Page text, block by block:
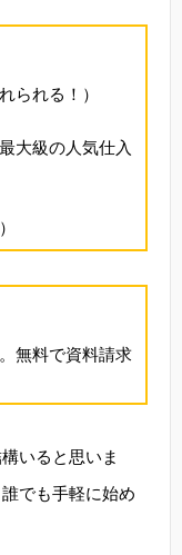
られる！）
大級の人気仕入
無料で資料請求
いると思いま
でも手軽に始め